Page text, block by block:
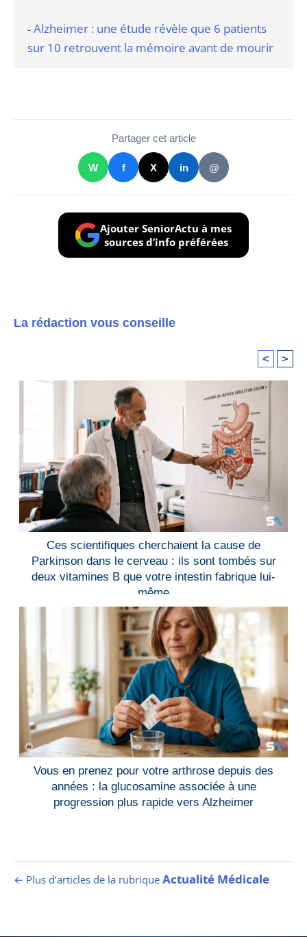
- Alzheimer : une étude révèle que 6 patients
sur 10 retrouvent la mémoire avant de mourir
Partager cet article
W f X in @
Ajouter SeniorActu à mes
sources d’info préférées
La rédaction vous conseille
< >
Ces scientifiques cherchaient la cause de
Parkinson dans le cerveau : ils sont tombés sur
deux vitamines B que votre intestin fabrique lui-
même
Vous en prenez pour votre arthrose depuis des
années : la glucosamine associée à une
progression plus rapide vers Alzheimer
← Plus d’articles de la rubrique Actualité Médicale